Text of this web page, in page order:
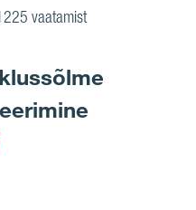
vaatamist